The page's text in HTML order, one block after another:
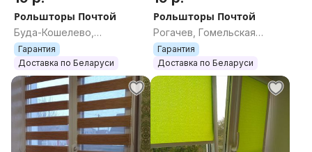
Рольшторы Почтой
Буда-Кошелево,
Гомельская область
Гарантия
Доставка по Беларуси
Рольшторы Почтой
Рогачев, Гомельская
область
Гарантия
Доставка по Беларуси